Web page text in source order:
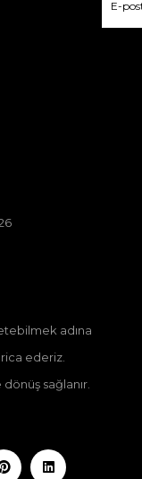
adına
ederiz.
sağlanır.